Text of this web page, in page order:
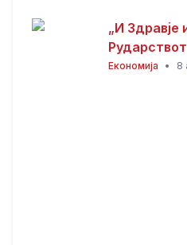
„И Здравје
Економија • 8